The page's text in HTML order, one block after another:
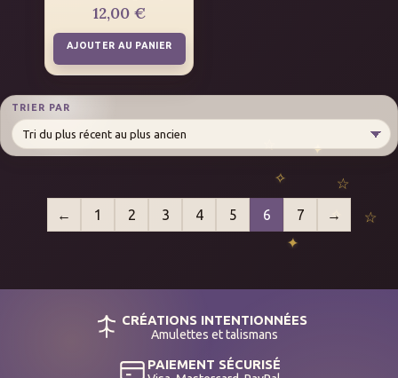
TRIER PAR
12,00€
AJOUTER AU PANIER
← 1 2 3 4 5 6 7 →
CRÉATIONS INTENTIONNÉES
Amulettes et talismans
PAIEMENT SÉCURISÉ